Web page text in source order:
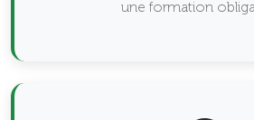
une formation